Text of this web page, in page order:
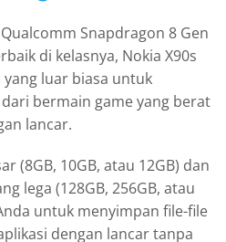
Snapdragon 8 Gen
di kelasnya, Nokia X90s
luar biasa untuk
bermain game yang berat
lancar.
(8GB, 10GB, atau 12GB) dan
lega (128GB, 256GB, atau
untuk menyimpan file-file
dengan lancar tanpa